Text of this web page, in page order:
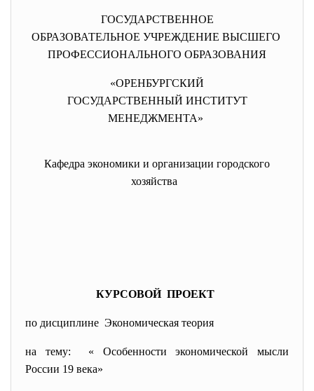
ГОСУДАРСТВЕННОЕ
ОБРАЗОВАТЕЛЬНОЕ УЧРЕЖДЕНИЕ ВЫСШЕГО
ПРОФЕССИОНАЛЬНОГО ОБРАЗОВАНИЯ
«ОРЕНБУРГСКИЙ
ГОСУДАРСТВЕННЫЙ ИНСТИТУТ
МЕНЕДЖМЕНТА»
Кафедра экономики и организации городского
хозяйства
КУРСОВОЙ ПРОЕКТ
по дисциплине Экономическая теория
на тему: « Особенности экономической мысли
России 19 века»